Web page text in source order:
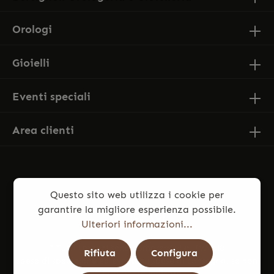
Orologi
Gioielli
Eventi speciali
Area clienti
* Tutti i prezzi sono comprensivi di IVA più
spese di spedizione
ed eventuali spese di consegna, se non
Questo sito web utilizza i cookie per
garantire la migliore esperienza possibile.
Ulteriori informazioni...
Rifiuta Configura